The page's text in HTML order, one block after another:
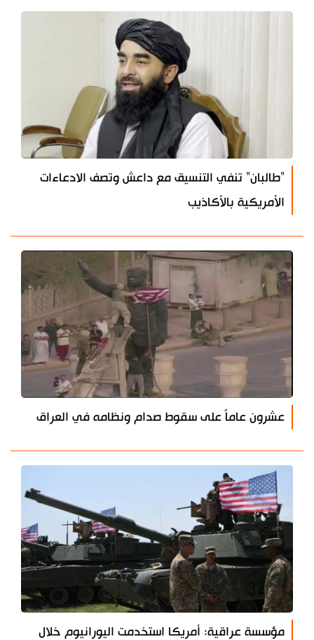
"طالبان" تنفي التنسيق مع داعش وتصف الادعاءات
الأمريكية بالأكاذيب
عشرون عاماً على سقوط صدام ونظامه في العراق
مؤسسة عراقية: أمريكا استخدمت اليورانيوم خلال